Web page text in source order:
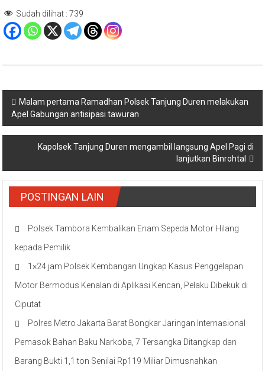
Sudah dilihat : 739
Navigasi
pos
Malam pertama Ramadhan Polsek Tanjung Duren melakukan
Apel Gabungan antisipasi tawuran
Kapolsek Tanjung Duren mengambil langsung Apel Pagi di
lanjutkan Binrohtal
POSTINGAN LAIN
Polsek Tambora Kembalikan Enam Sepeda Motor Hilang
kepada Pemilik
1×24 jam Polsek Kembangan Ungkap Kasus Penggelapan
Motor Bermodus Kenalan di Aplikasi Kencan, Pelaku Dibekuk di
Ciputat
Polres Metro Jakarta Barat Bongkar Jaringan Internasional
Pemasok Bahan Baku Narkoba, 7 Tersangka Ditangkap dan
Barang Bukti 1,1 ton Senilai Rp119 Miliar Dimusnahkan